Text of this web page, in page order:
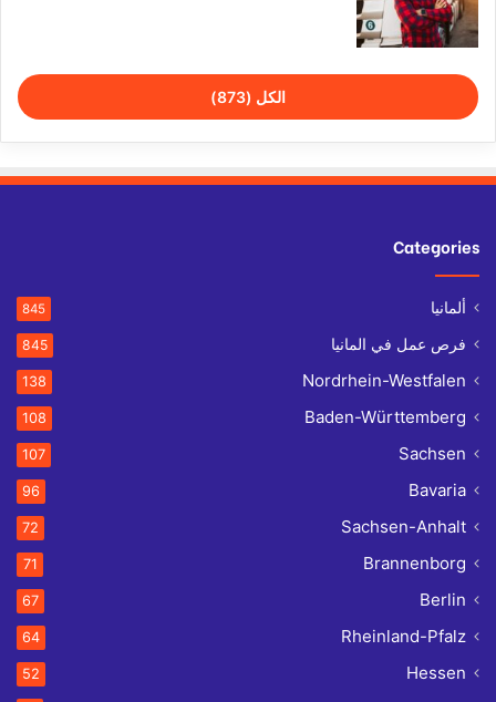
الكل (873)
Categories
ألمانيا 845
فرص عمل في المانيا 845
Nordrhein-Westfalen
138
Baden-Württemberg
108
Sachsen
107
Bavaria
96
Sachsen-Anhalt
72
Brannenborg
71
Berlin
67
Rheinland-Pfalz
64
Hessen
52